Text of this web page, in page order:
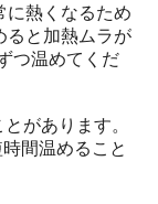
熱くなるため
ると加熱ムラが
つ温めてくだ
があります。
間温めること